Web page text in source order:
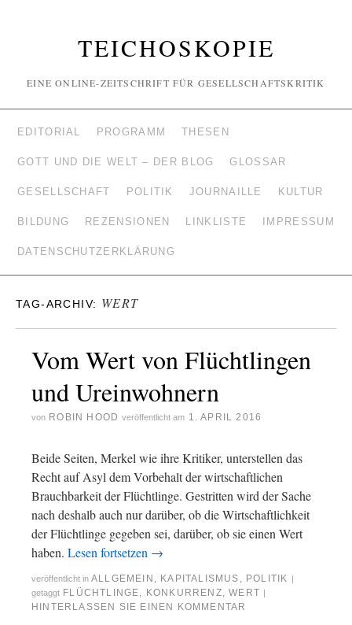
TEICHOSKOPIE
EINE ONLINE-ZEITSCHRIFT FÜR GESELLSCHAFTSKRITIK
EDITORIAL PROGRAMM THESEN
GOTT UND DIE WELT – DER BLOG GLOSSAR
GESELLSCHAFT POLITIK JOURNAILLE KULTUR
BILDUNG REZENSIONEN LINKLISTE IMPRESSUM
DATENSCHUTZERKLÄRUNG
TAG-ARCHIV: WERT
Vom Wert von Flüchtlingen
und Ureinwohnern
von ROBIN HOOD veröffentlicht am 1. APRIL 2016
Beide Seiten, Merkel wie ihre Kritiker, unterstellen das
Recht auf Asyl dem Vorbehalt der wirtschaftlichen
Brauchbarkeit der Flüchtlinge. Gestritten wird der Sache
nach deshalb auch nur darüber, ob die Wirtschaftlichkeit
der Flüchtlinge gegeben sei, darüber, ob sie einen Wert
haben. Lesen fortsetzen →
veröffentlicht in ALLGEMEIN , KAPITALISMUS , POLITIK |
getaggt FLÜCHTLINGE, KONKURRENZ,WERT |
HINTERLASSEN SIE EINEN KOMMENTAR